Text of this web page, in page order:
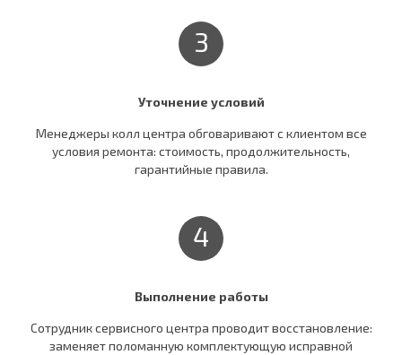
3
Уточнение условий
Менеджеры колл центра обговаривают c клиентом все
условия ремонта: стоимость, продолжительность,
гарантийные правила.
4
Выполнение работы
Сотрудник сервисного центра проводит восстановление:
заменяет поломанную комплектующую исправной